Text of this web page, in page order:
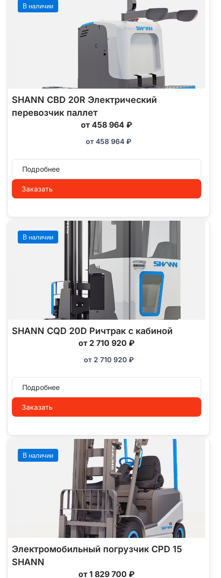
В наличии
SHANN CBD 20R Электрический
перевозчик паллет
от 458 964 ₽
от 458 964 ₽
Подробнее
Заказать
В наличии
SHANN CQD 20D Ричтрак с кабиной
от 2 710 920 ₽
от 2 710 920 ₽
Подробнее
Заказать
В наличии
Электромобильный погрузчик CPD 15
SHANN
от 1 829 700 ₽